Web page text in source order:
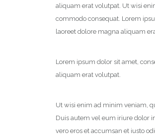
aliquam erat volutpat. Ut wisi
commodo consequat. Lorem
laoreet dolore magna aliquam
Lorem ipsum dolor sit amet,
aliquam erat volutpat.
Ut wisi enim ad minim veniam,
Duis autem vel eum iriure dolor
vero eros et accumsan et iusto